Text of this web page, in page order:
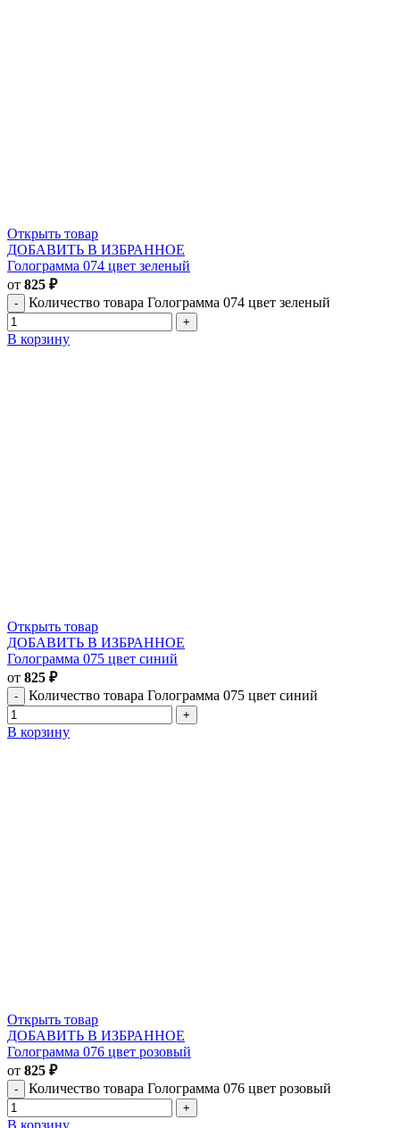
Открыть товар
ДОБАВИТЬ В ИЗБРАННОЕ
Голограмма 074 цвет зеленый
от 825 ₽
Количество товара Голограмма 074 цвет зеленый
В корзину
Открыть товар
ДОБАВИТЬ В ИЗБРАННОЕ
Голограмма 075 цвет синий
от 825 ₽
Количество товара Голограмма 075 цвет синий
В корзину
Открыть товар
ДОБАВИТЬ В ИЗБРАННОЕ
Голограмма 076 цвет розовый
от 825 ₽
Количество товара Голограмма 076 цвет розовый
В корзину